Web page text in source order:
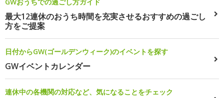
最大12連休のおうち時間を充実させるおすすめの過ごし
方をご提案
日付からGW(ゴールデンウィーク)のイベントを探す
GWイベントカレンダー
連休中の各機関の対応など、気になることをチェック